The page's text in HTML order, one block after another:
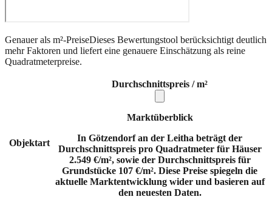
Genauer als m²-PreiseDieses Bewertungstool berücksichtigt deutlich
mehr Faktoren und liefert eine genauere Einschätzung als reine
Quadratmeterpreise.
Objektart
Durchschnittspreis / m²
Marktüberblick
In Götzendorf an der Leitha beträgt der
Durchschnittspreis pro Quadratmeter für Häuser
2.549 €/m², sowie der Durchschnittspreis für
Grundstücke 107 €/m². Diese Preise spiegeln die
aktuelle Marktentwicklung wider und basieren auf
den neuesten Daten.